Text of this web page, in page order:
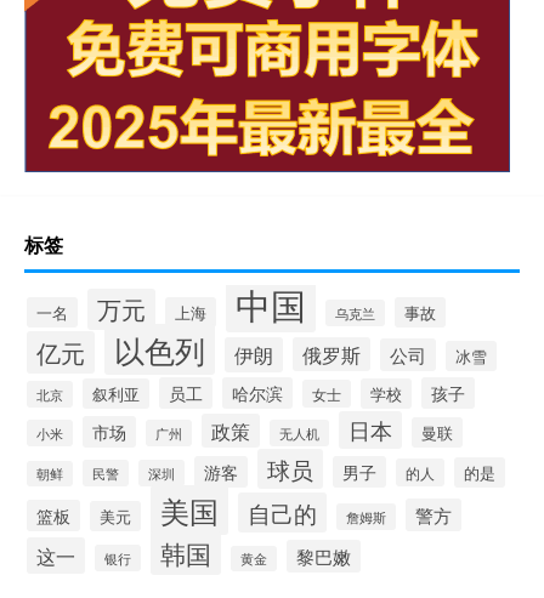
标签
一名 万元 上海 中国 乌克兰 事故
亿元 以色列 伊朗 俄罗斯 公司 冰雪
北京 叙利亚 员工 哈尔滨 女士 学校 孩子
小米 市场 广州 政策 无人机 日本 曼联
朝鲜 民警 深圳 游客 球员 男子 的人 的是
篮板 美元 美国 自己的 詹姆斯 警方
这一 银行 韩国 黄金 黎巴嫩